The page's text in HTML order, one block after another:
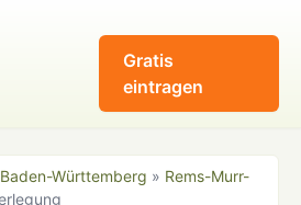
Gratis
eintragen
Baden-Württemberg » Rems-Murr-